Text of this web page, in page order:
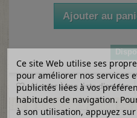
Ajouter au
Ajouter à ma liste d'envies
Ce site Web utilise ses
pour améliorer nos services
publicités liées à vos
habitudes de navigation.
à son utilisation, appuyez